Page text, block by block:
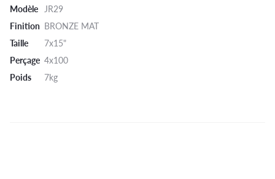
Modèle JR29
Finition BRONZE MAT
Taille
7x15"
Perçage 4x100
Poids
7kg